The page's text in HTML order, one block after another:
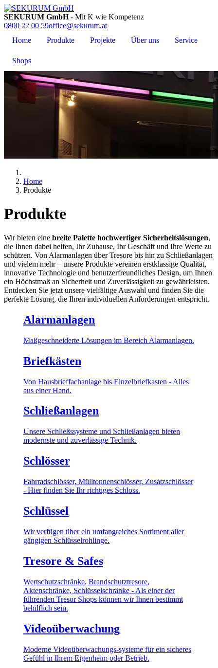
SEKURUM GmbH- Mit K wie Kompetenz
0800 22 00 59office@sekurum.at
Home
Produkte Projekte Über uns Service
Shops
Home
Produkte
Produkte
Wir bieten eine breite Palette hochwertiger Sicherheitslösungen,
die Ihnen dabei helfen, Ihr Zuhause, Ihr Geschäft und Ihre Werte zu
schützen. Von Alarmanlagen über Tresore bis hin zu Schließanlagen
und vielem mehr – unsere Produkte vereinen erstklassige Qualität,
innovative Technologie und benutzerfreundliches Design, um Ihnen
ein Höchstmaß an Sicherheit und Zuverlässigkeit zu gewährleisten.
Entdecken Sie jetzt unsere vielfältige Auswahl und finden Sie die
perfekte Lösung, die Ihren individuellen Anforderungen entspricht.
Alarmanlagen
Maßgeschneiderte Lösungen im Bereich Alarmanlagen.
Briefkästen
Von Hausbrieffachanlage bis Einzelbriefkasten - Alles
aus einer Hand.
Schließanlagen
Unsere Schließssysteme und Schließanlagen bieten
modernste und zuverlässige Technik.
Schlösser
Fahrradschlösser, Mülltonnenschlösser, Zusatzschlösser
- Hier finden Sie Ihr richtiges Schloss.
Schlüssel
Wir verfügen über ein umfangreiches Sortiment aller
gängigen Schlüsselrohlinge.
Tresore & Safes
Wertschutzschränke, Brandschutztresore,
Aktenschränke, Schlüsselschränke - Als einer der
führenden Tresor Shops können wir Ihnen bestimmt
behilflich sein.
Videoüberwachung
Moderne Videoüberwachungs-systeme für ein sicheres
Gefühl in Ihrem Eigenheim oder Betrieb.